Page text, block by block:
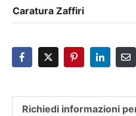
Caratura Zaffiri
Richiedi informazioni